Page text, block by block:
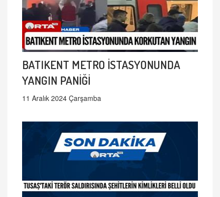
BATIKENT METRO İSTASYONUNDA
YANGIN PANİĞİ
11 Aralık 2024 Çarşamba